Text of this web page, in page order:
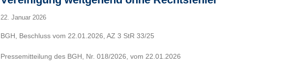
22. Januar 2026
BGH, Beschluss vom 22.01.2026, AZ 3 StR 33/25
Pressemitteilung des BGH, Nr. 018/2026, vom 22.01.2026